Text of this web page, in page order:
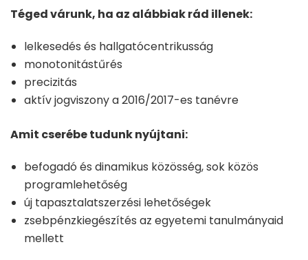
Téged várunk, ha az alábbiak rád illenek:
lelkesedés és hallgatócentrikusság
monotonitástűrés
precizitás
aktív jogviszony a 2016/2017-es tanévre
Amit cserébe tudunk nyújtani:
befogadó és dinamikus közösség, sok közös
programlehetőség
új tapasztalatszerzési lehetőségek
zsebpénzkiegészítés az egyetemi tanulmányaid
mellett